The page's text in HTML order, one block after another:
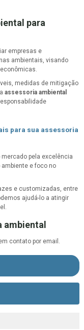
para
empresas e
ambientais, visando
medidas de mitigação
assessoria ambiental
para sua assessoria
pela excelência
e foco no
e customizadas, entre
ajudá-lo a atingir
ambiental
contato por email.